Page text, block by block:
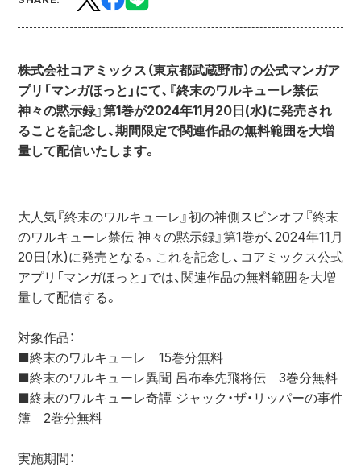
株式会社コアミックス（東京都武蔵野市）の公式マンガア
プリ「マンガほっと」にて、『終末のワルキューレ禁伝
神々の黙示録』第1巻が2024年11月20日(水)に発売され
ることを記念し、期間限定で関連作品の無料範囲を大増
量して配信いたします。
大人気『終末のワルキューレ』初の神側スピンオフ『終末
のワルキューレ禁伝 神々の黙示録』第1巻が、2024年11月
20日(水)に発売となる。これを記念し、コアミックス公式
アプリ「マンガほっと」では、関連作品の無料範囲を大増
量して配信する。
対象作品：
■終末のワルキューレ　15巻分無料
■終末のワルキューレ異聞 呂布奉先飛将伝　3巻分無料
■終末のワルキューレ奇譚 ジャック・ザ・リッパーの事件
簿　2巻分無料
実施期間：